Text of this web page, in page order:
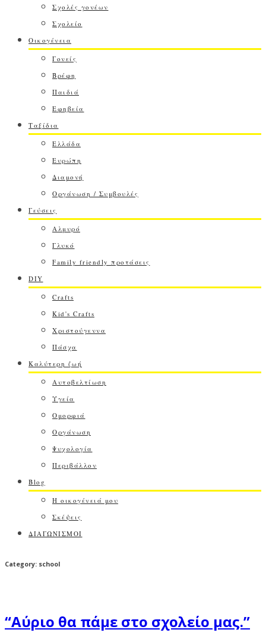
Σχολές γονέων
Σχολείο
Οικογένεια
Γονείς
Βρέφη
Παιδιά
Εφηβεία
Ταξίδια
Ελλάδα
Ευρώπη
Διαμονή
Οργάνωση / Συμβουλές
Γεύσεις
Αλμυρό
Γλυκό
Family friendly προτάσεις
DIY
Crafts
Kid's Crafts
Χριστούγεννα
Πάσχα
Καλύτερη ζωή
Αυτοβελτίωση
Υγεία
Ομορφιά
Οργάνωση
Ψυχολογία
Περιβάλλον
Blog
Η οικογένειά μου
Σκέψεις
ΔΙΑΓΩΝΙΣΜΟΙ
Category: school
“Αύριο θα πάμε στο σχολείο μας.”